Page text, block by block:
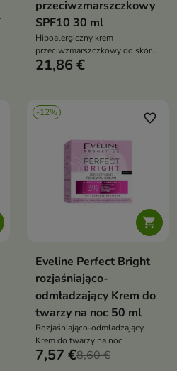
przeciwzmarszczkowy
SPF10 30 ml
Hipoalergiczny krem
przeciwzmarszczkowy do skóry
wrażliwej – regeneruje,
21,86 €
-12%

favorite_border
Eveline Perfect Bright
rozjaśniająco-
odmładzający Krem do
twarzy na noc 50 ml
Rozjaśniająco-odmładzający
Krem do twarzy na noc
7,57 €8,60 €